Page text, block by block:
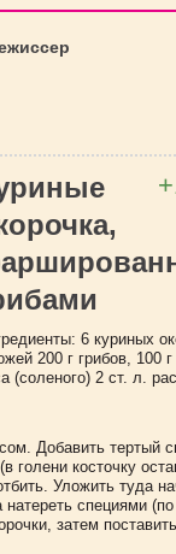
6 куриных
200 г грибов, 100 г
(соленого) 2 ст. л.
Добавить тертый
голени косточку
Уложить туда
специями
затем